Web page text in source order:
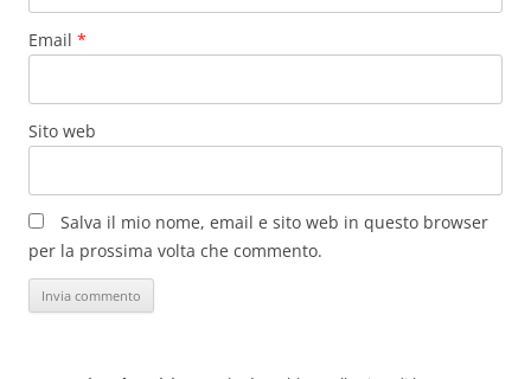
Email *
Sito web
Salva il mio nome, email e sito web in questo browser
per la prossima volta che commento.